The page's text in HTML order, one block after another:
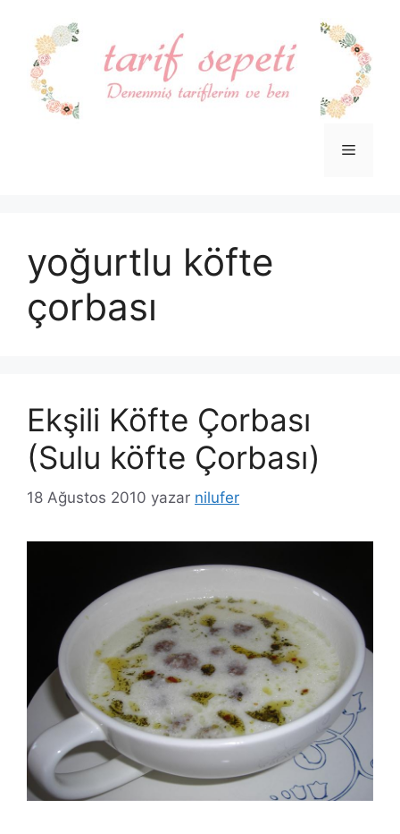
Menü
yoğurtlu köfte
çorbası
Ekşili Köfte Çorbası
(Sulu köfte Çorbası)
18 Ağustos 2010 yazar nilufer